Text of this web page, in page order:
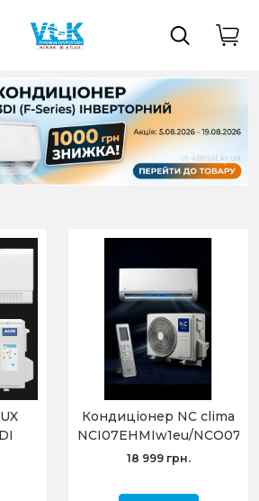
Кондиціонер NC clima
NCI07EHMIw1eu/
Manchester (-15С)
18 999 грн.